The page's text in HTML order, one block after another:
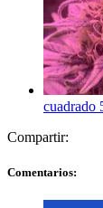
cuadrado
Compartir:
Comentarios: